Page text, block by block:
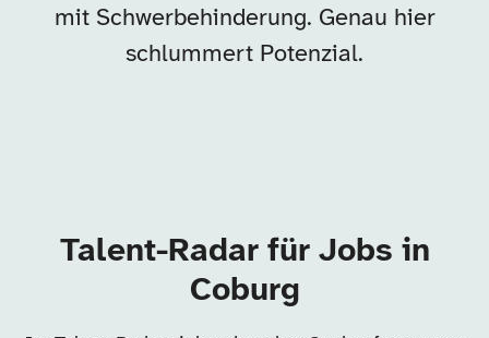
mit Schwerbehinderung. Genau hier
schlummert Potenzial.
Talent-Radar für Jobs in
Coburg